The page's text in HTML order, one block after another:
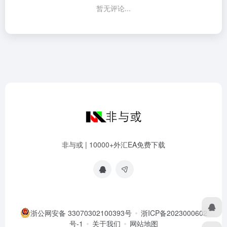
暂无评论...
非与或 | 10000+外汇EA免费下载
浙公网安备 33070302100393号
浙ICP备2023000602
号-1
关于我们 网站地图